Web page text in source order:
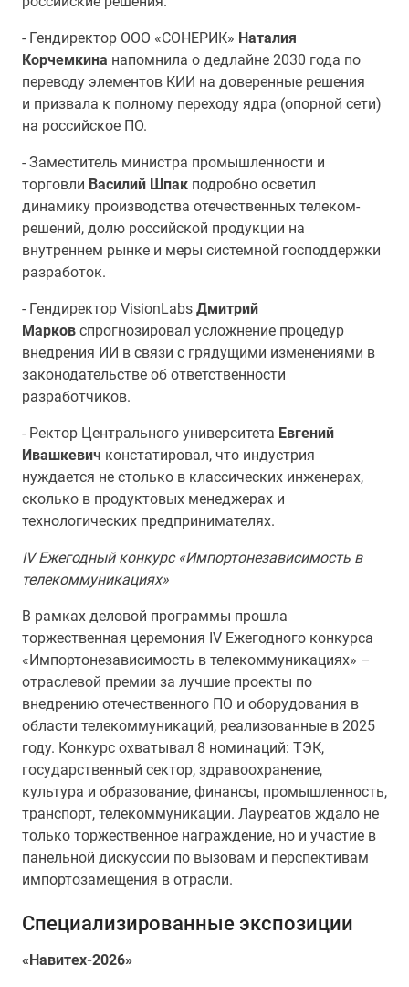
- Гендиректор ООО «СОНЕРИК» Наталия
Корчемкина напомнила о дедлайне 2030 года по
переводу элементов КИИ на доверенные решения
и призвала к полному переходу ядра (опорной сети)
на российское ПО.
- Заместитель министра промышленности и
торговли Василий Шпак подробно осветил
динамику производства отечественных телеком-
решений, долю российской продукции на
внутреннем рынке и меры системной господдержки
разработок.
- Гендиректор VisionLabs Дмитрий
Марков спрогнозировал усложнение процедур
внедрения ИИ в связи с грядущими изменениями в
законодательстве об ответственности
разработчиков.
- Ректор Центрального университета Евгений
Ивашкевич констатировал, что индустрия
нуждается не столько в классических инженерах,
сколько в продуктовых менеджерах и
технологических предпринимателях.
IV Ежегодный конкурс «Импортонезависимость в
телекоммуникациях»
В рамках деловой программы прошла
торжественная церемония IV Ежегодного конкурса
«Импортонезависимость в телекоммуникациях» –
отраслевой премии за лучшие проекты по
внедрению отечественного ПО и оборудования в
области телекоммуникаций, реализованные в 2025
году. Конкурс охватывал 8 номинаций: ТЭК,
государственный сектор, здравоохранение,
культура и образование, финансы, промышленность,
транспорт, телекоммуникации. Лауреатов ждало не
только торжественное награждение, но и участие в
панельной дискуссии по вызовам и перспективам
импортозамещения в отрасли.
Специализированные экспозиции
«Навитех-2026»